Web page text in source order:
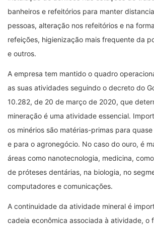
banheiros e refeitórios para manter
pessoas, alteração nos refeitórios e na
refeições, higienização mais frequente da
e outros.
A empresa tem mantido o quadro
as suas atividades seguindo o decreto do
10.282, de 20 de março de 2020, que
mineração é uma atividade essencial.
os minérios são matérias-primas para
e para o agronegócio. No caso do ouro, é
áreas como nanotecnologia, medicina,
de próteses dentárias, na biologia, no
computadores e comunicações.
A continuidade da atividade mineral é
cadeia econômica associada à atividade, o